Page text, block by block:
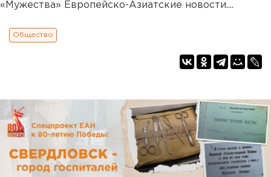
«Мужества» Европейско-Азиатские новости....
Общество